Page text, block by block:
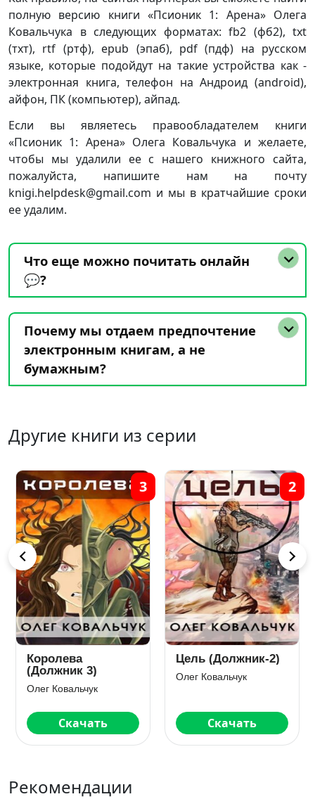
полную версию книги «Псионик 1: Арена» Олега
Ковальчука в следующих форматах: fb2 (фб2), txt
(тхт), rtf (ртф), epub (эпаб), pdf (пдф) на русском
языке, которые подойдут на такие устройства как -
электронная книга, телефон на Андроид (android),
айфон, ПК (компьютер), айпад.
Если вы являетесь правообладателем книги
«Псионик 1: Арена» Олега Ковальчука и желаете,
чтобы мы удалили ее с нашего книжного сайта,
пожалуйста, напишите нам на почту
knigi.helpdesk@gmail.com и мы в кратчайшие сроки
ее удалим.
Что еще можно почитать онлайн
💬?
Почему мы отдаем предпочтение
электронным книгам, а не
бумажным?
Другие книги из серии
Королева
(Должник 3)
Олег Ковальчук
Скачать
3
Цель (Должник-2)
Олег Ковальчук
Скачать
2
Рекомендации